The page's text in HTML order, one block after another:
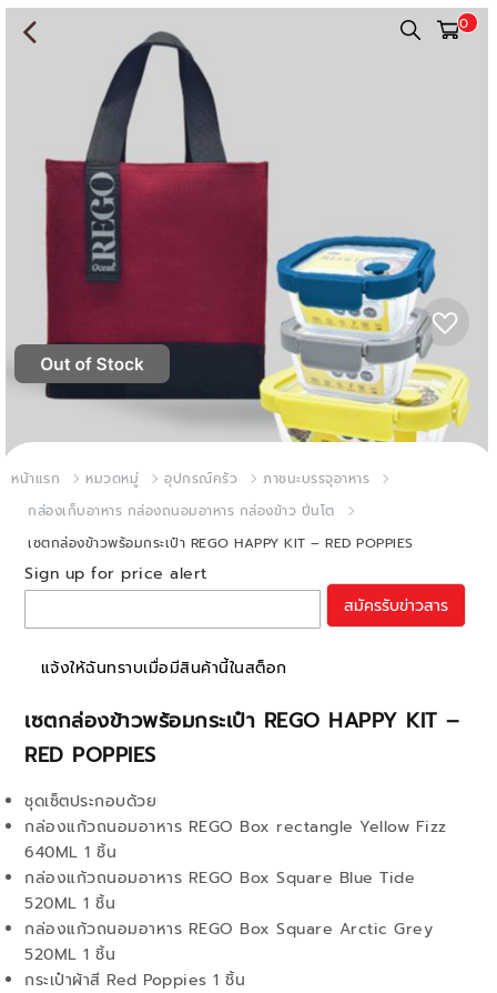
0
หน้าแรก หมวดหมู่ อุปกรณ์ครัว
ภาชนะบรรจุอาหาร
กล่องเก็บอาหาร กล่องถนอมอาหาร กล่องข้าว ปิ่นโต
เซตกล่องข้าวพร้อมกระเป๋า REGO HAPPY KIT – RED POPPIES
เซตกล่องข้าวพร้อมกระเป๋า REGO HAPPY KIT –
RED POPPIES
ชุดเซ็ตประกอบด้วย
กล่องแก้วถนอมอาหาร REGO Box rectangle Yellow Fizz
640ML 1 ชิ้น
กล่องแก้วถนอมอาหาร REGO Box Square Blue Tide
520ML 1 ชิ้น
กล่องแก้วถนอมอาหาร REGO Box Square Arctic Grey
520ML 1 ชิ้น
กระเป๋าผ้าสี Red Poppies 1 ชิ้น
Sign up for price alert
สมัครรับข่าวสาร
แจ้งให้ฉันทราบเมื่อมีสินค้านี้ในสต็อก